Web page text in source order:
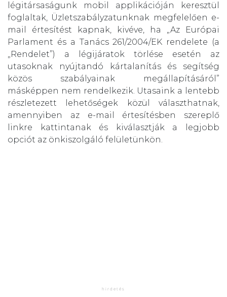
légitársaságunk mobil applikációján keresztül
foglaltak, Üzletszabályzatunknak megfelelően e-
mail értesítést kapnak, kivéve, ha „Az Európai
Parlament és a Tanács 261/2004/EK rendelete (a
„Rendelet”) a légijáratok törlése esetén az
utasoknak nyújtandó kártalanítás és segítség
közös szabályainak megállapításáról”
másképpen nem rendelkezik. Utasaink a lentebb
részletezett lehetőségek közül választhatnak,
amennyiben az e-mail értesítésben szereplő
linkre kattintanak és kiválasztják a legjobb
opciót az önkiszolgáló felületünkön.